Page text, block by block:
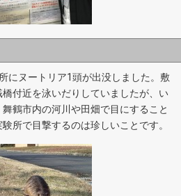
にヌートリア1頭が出没しました。敷
付近を泳いだりしていましたが、い
鶴市内の河川や田畑で目にすること
所で目撃するのは珍しいことです。